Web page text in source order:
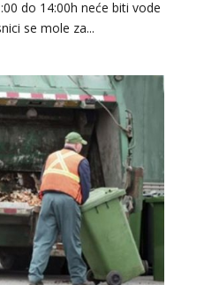
do 14:00h neće biti vode
se mole za...